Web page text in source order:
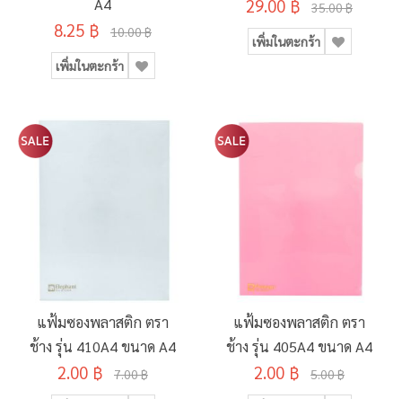
A4
8.25 ฿ 10.00 ฿
เพิ่มในตะกร้า
29.00 ฿ 35.00 ฿
เพิ่มในตะกร้า
แฟ้มซองพลาสติก ตรา
ช้าง รุ่น 410A4 ขนาด A4
2.00 ฿ 7.00 ฿
แฟ้มซองพลาสติก ตรา
ช้าง รุ่น 405A4 ขนาด A4
2.00 ฿ 5.00 ฿